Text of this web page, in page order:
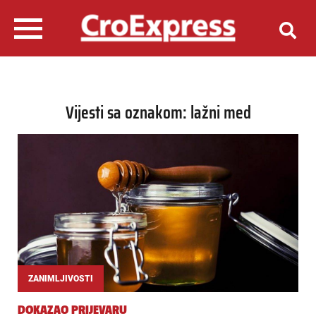
Vijesti sa oznakom: lažni med
ZANIMLJIVOSTI
DOKAZAO PRIJEVARU